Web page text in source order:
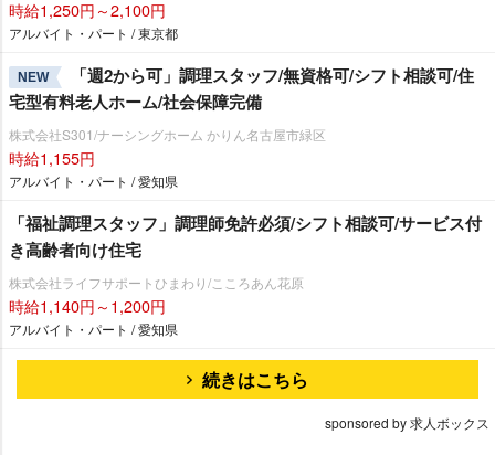
時給1,250円～2,100円
アルバイト・パート / 東京都
NEW
「週2から可」調理スタッフ/無資格可/シフト相談可/住
宅型有料老人ホーム/社会保障完備
株式会社S301/ナーシングホーム かりん名古屋市緑区
時給1,155円
アルバイト・パート / 愛知県
「福祉調理スタッフ」調理師免許必須/シフト相談可/サービス付
き高齢者向け住宅
株式会社ライフサポートひまわり/こころあん花原
時給1,140円～1,200円
アルバイト・パート / 愛知県
続きはこちら
sponsored by 求人ボックス